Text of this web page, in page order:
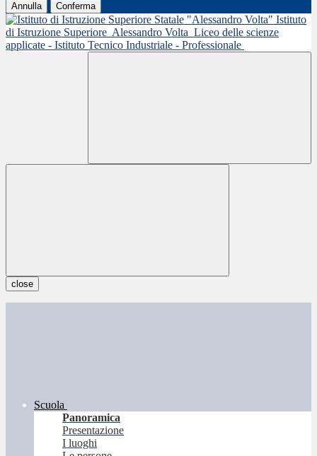
Annulla Conferma
Istituto
di Istruzione Superiore Alessandro Volta Liceo delle scienze
applicate - Istituto Tecnico Industriale - Professionale
close
Scuola
Panoramica
Presentazione
I luoghi